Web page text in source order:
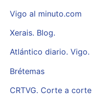
Vigo al minuto.com
Xerais. Blog.
Atlántico diario. Vigo.
Brétemas
CRTVG. Corte a corte